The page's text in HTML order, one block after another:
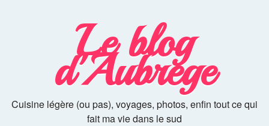
Le blog
d'Aubrege
Cuisine légère (ou pas), voyages, photos, enfin tout ce qui
fait ma vie dans le sud